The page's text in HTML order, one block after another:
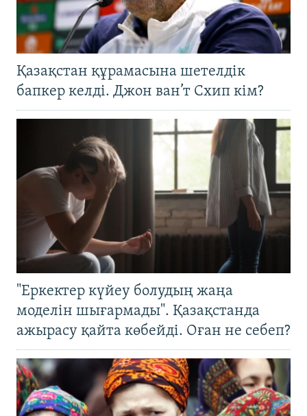
Қазақстан құрамасына шетелдік
бапкер келді. Джон ван’т Схип кім?
"Еркектер күйеу болудың жаңа
моделін шығармады". Қазақстанда
ажырасу қайта көбейді. Оған не себеп?